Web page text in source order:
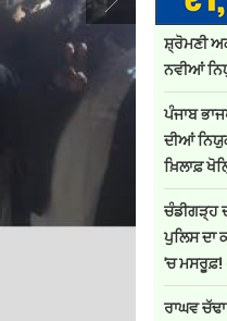
ਸ਼੍ਰੋਮਣੀ
ਨਵੀਆਂ
ਪੰਜਾਬ
ਦੀਆਂ
ਖ਼ਿਲਾਫ਼
ਚੰਡੀਗੜ੍ਹ
ਪੁਲਿਸ ਦਾ
'ਚ ਮਸਰੂਫ਼!
ਰਾਘਵ